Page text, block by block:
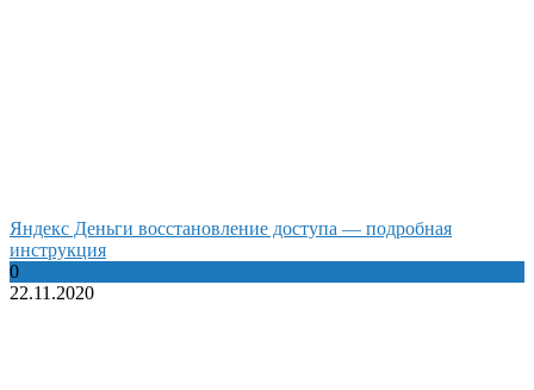
Яндекс Деньги восстановление доступа — подробная
инструкция
0
22.11.2020